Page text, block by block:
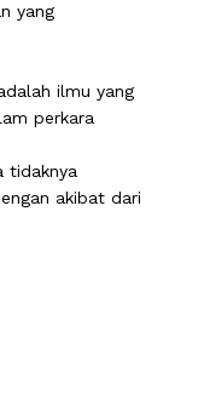
yang
ilmu yang
perkara
tidaknya
akibat dari